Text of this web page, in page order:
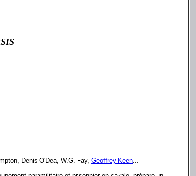
Denis O'Dea, W.G. Fay, Geoffrey Keen...